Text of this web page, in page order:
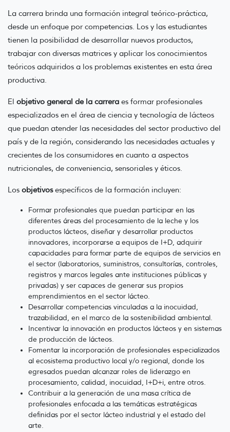
La carrera brinda una formación integral teórico-práctica,
desde un enfoque por competencias. Los y las estudiantes
tienen la posibilidad de desarrollar nuevos productos,
trabajar con diversas matrices y aplicar los conocimientos
teóricos adquiridos a los problemas existentes en esta área
productiva.
El objetivo general de la carrera es formar profesionales
especializados en el área de ciencia y tecnología de lácteos
que puedan atender las necesidades del sector productivo del
país y de la región, considerando las necesidades actuales y
crecientes de los consumidores en cuanto a aspectos
nutricionales, de conveniencia, sensoriales y éticos.
Los objetivosespecíficos de la formación incluyen:
Formar profesionales que puedan participar en las
diferentes áreas del procesamiento de la leche y los
productos lácteos, diseñar y desarrollar productos
innovadores, incorporarse a equipos de I+D, adquirir
capacidades para formar parte de equipos de servicios en
el sector (laboratorios, suministros, consultorías, controles,
registros y marcos legales ante instituciones públicas y
privadas) y ser capaces de generar sus propios
emprendimientos en el sector lácteo.
Desarrollar competencias vinculadas a la inocuidad,
trazabilidad, en el marco de la sostenibilidad ambiental.
Incentivar la innovación en productos lácteos y en sistemas
de producción de lácteos.
Fomentar la incorporación de profesionales especializados
al ecosistema productivo local y/o regional, donde los
egresados puedan alcanzar roles de liderazgo en
procesamiento, calidad, inocuidad, I+D+i, entre otros.
Contribuir a la generación de una masa crítica de
profesionales enfocada a las temáticas estratégicas
definidas por el sector lácteo industrial y el estado del
arte.